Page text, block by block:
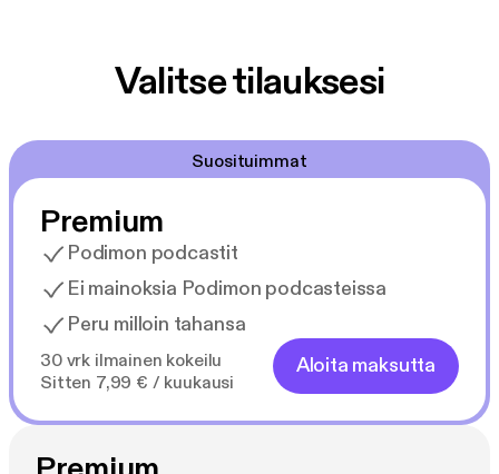
Valitse tilauksesi
Suosituimmat
Premium
Podimon podcastit
Ei mainoksia Podimon podcasteissa
Peru milloin tahansa
30 vrk ilmainen kokeilu
Sitten 7,99 € / kuukausi
Aloita maksutta